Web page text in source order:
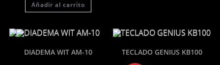
Añadir al carrito
DIADEMA WIT AM-10 TECLADO GENIUS KB100